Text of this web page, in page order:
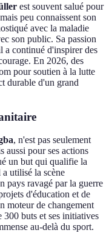
est souvent salué pour
peu connaissent son
avec la maladie
son public. Sa passion
a continué d'inspirer des
En 2026, des
pour soutien à la lutte
durable d'un grand
, n'est pas seulement
aussi pour ses actions
un but qui qualifie la
utilisé la scène
pays ravagé par la guerre
d'éducation et de
moteur de changement
buts et ses initiatives
au-delà du sport.